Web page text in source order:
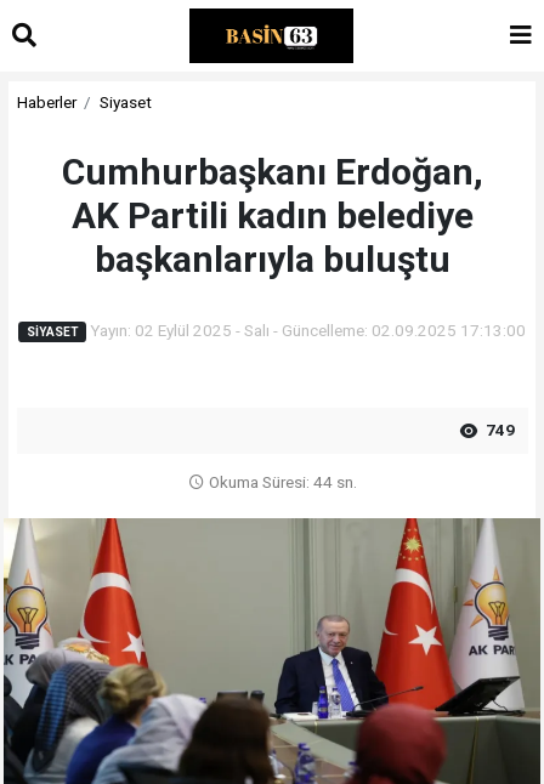
Haberler Siyaset
Cumhurbaşkanı Erdoğan,
AK Partili kadın belediye
başkanlarıyla buluştu
SIYASET Yayın: 02 Eylül 2025 - Salı - Güncelleme: 02.09.2025 17:13:00
749
Okuma Süresi: 44 sn.